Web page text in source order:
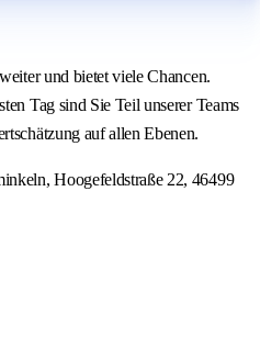
und bietet viele Chancen.
Tag sind Sie Teil unserer Teams
auf allen Ebenen.
Hoogefeldstraße 22, 46499